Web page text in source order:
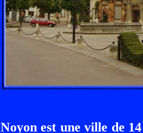
Noyon est une ville de